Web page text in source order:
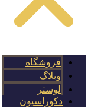
فروشگاه
وبلاگ
لوستر
دکوراسیون